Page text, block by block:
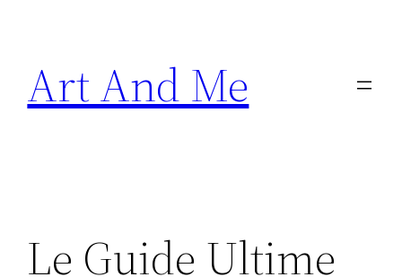
content
Art And Me
Le Guide Ultime